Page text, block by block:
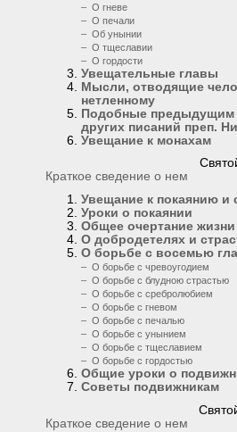
– О гневе
– О печали
– Об унынии
– О тщеславии
– О гордости
Увещательные главы
Мысли, отводящие
нетленному
Подобные предыдущим
других писаний преп.
Увещание к монахам
Краткое сведение о нем
Увещание к покаянию и
Уроки о покаянии
Общее очертание
О добродетелях и
О борьбе с восемью
– О борьбе с чревоугодием
– О борьбе с блудною страстью
– О борьбе с сребролюбием
– О борьбе с гневом
– О борьбе с печалью
– О борьбе с унынием
– О борьбе с тщеславием
– О борьбе с гордостью
Общие уроки о
Советы подвижникам
Краткое сведение о нем